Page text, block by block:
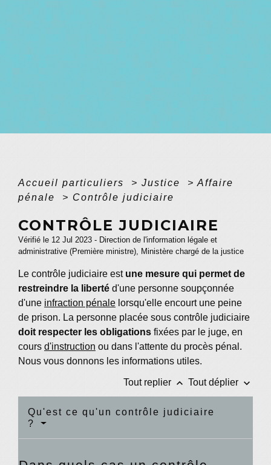
Accueil particuliers > Justice > Affaire
pénale
> Contrôle judiciaire
CONTRÔLE JUDICIAIRE
Vérifié le 12 Jul 2023 - Direction de l'information légale et
administrative (Première ministre), Ministère chargé de la justice
Le contrôle judiciaire est une mesure qui permet de
restreindre la liberté d'une personne soupçonnée
d'une infraction pénale lorsqu'elle encourt une peine
de prison. La personne placée sous contrôle judiciaire
doit respecter les obligations fixées par le juge, en
cours d'instruction ou dans l'attente du procès pénal.
Nous vous donnons les informations utiles.
Tout replier keyboard_arrow_up Tout déplier keyboard_arrow_down
Qu'est ce qu'un contrôle judiciaire
?